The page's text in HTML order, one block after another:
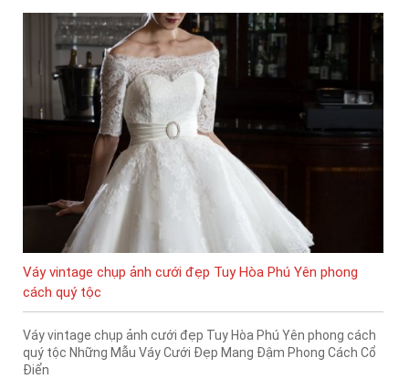
Váy vintage chụp ảnh cưới đẹp Tuy Hòa Phú Yên phong
cách quý tộc
Váy vintage chụp ảnh cưới đẹp Tuy Hòa Phú Yên phong cách
quý tộc Những Mẫu Váy Cưới Đẹp Mang Đậm Phong Cách Cổ
Điển